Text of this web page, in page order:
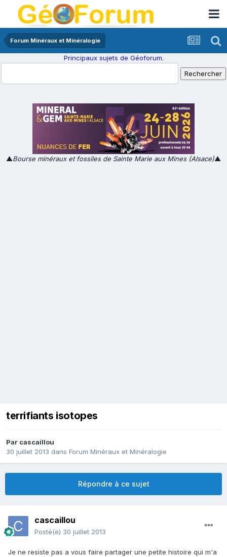
Forum Minéraux et Minéralogie
Principaux sujets de Géoforum.
▲Bourse minéraux et fossiles de Sainte Marie aux Mines (Alsace)▲
terrifiants isotopes
Par cascaillou
30 juillet 2013 dans Forum Minéraux et Minéralogie
Répondre à ce sujet
cascaillou
Posté(e) 30 juillet 2013
Je ne resiste pas a vous faire partager une petite histoire qui m'a